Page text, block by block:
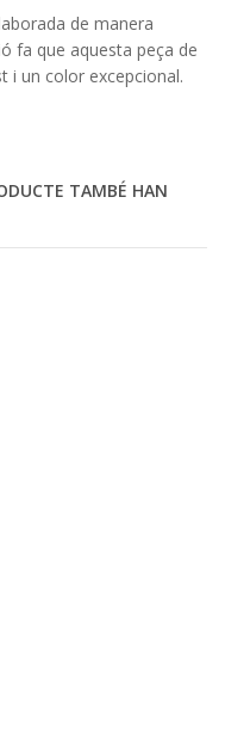
de manera
fa que aquesta peça de
i un color excepcional.
TAMBÉ HAN